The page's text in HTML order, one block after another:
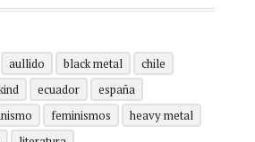
aullido black metal
chile
ecuador
españa
feminismos
heavy metal